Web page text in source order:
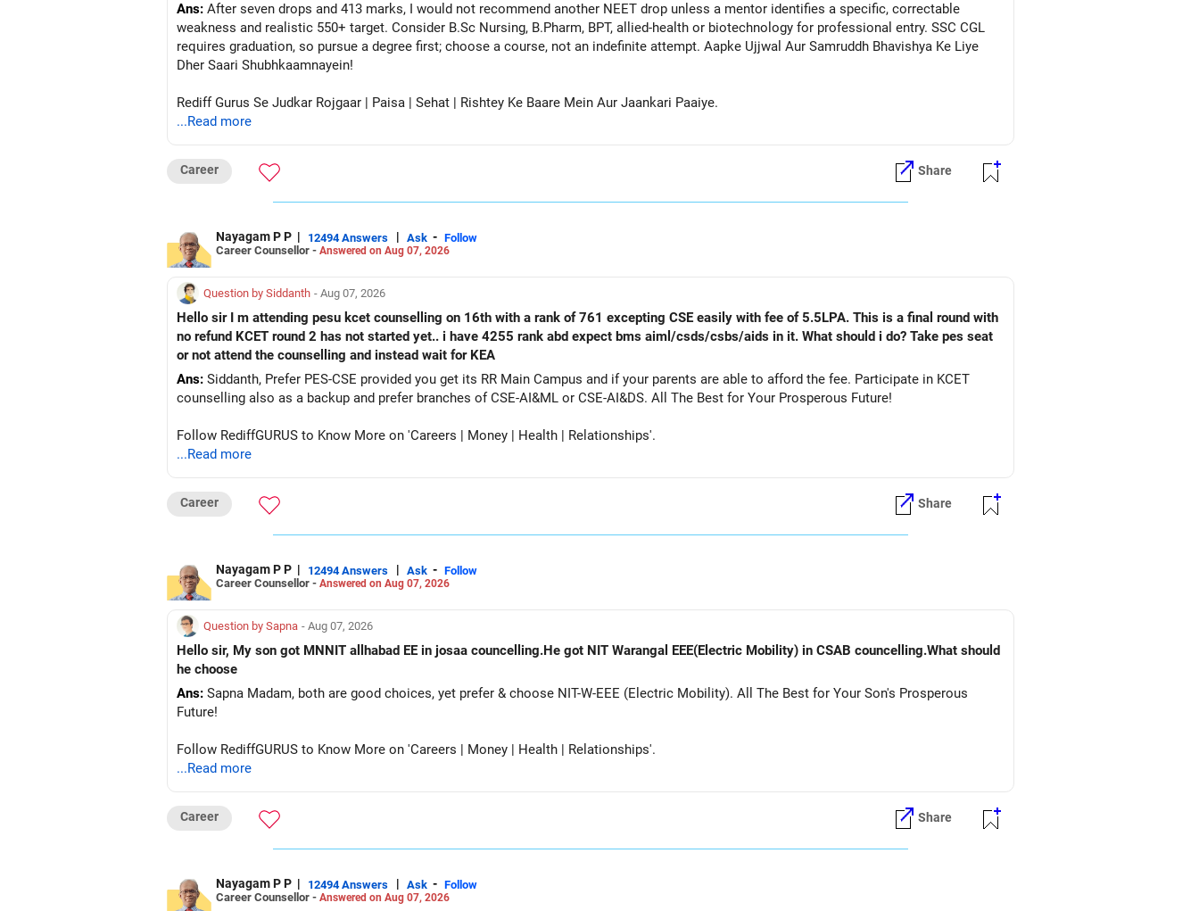
Ans: After seven drops and 413 marks, I would not recommend another NEET drop unless a mentor identifies a specific, correctable
weakness and realistic 550+ target. Consider B.Sc Nursing, B.Pharm, BPT, allied-health or biotechnology for professional entry. SSC CGL
requires graduation, so pursue a degree first; choose a course, not an indefinite attempt. Aapke Ujjwal Aur Samruddh Bhavishya Ke Liye
Dher Saari Shubhkaamnayein!
Rediff Gurus Se Judkar Rojgaar | Paisa | Sehat | Rishtey Ke Baare Mein Aur Jaankari Paaiye.
...Read more
Career Share
Nayagam P P | 12494 Answers | Ask - Follow
Career Counsellor - Answered on Aug 07, 2026
Question by Siddanth - Aug 07, 2026
Hello sir I m attending pesu kcet counselling on 16th with a rank of 761 excepting CSE easily with fee of 5.5LPA. This is a final round with
no refund KCET round 2 has not started yet.. i have 4255 rank abd expect bms aiml/csds/csbs/aids in it. What should i do? Take pes seat
or not attend the counselling and instead wait for KEA
Ans: Siddanth, Prefer PES-CSE provided you get its RR Main Campus and if your parents are able to afford the fee. Participate in KCET
counselling also as a backup and prefer branches of CSE-AI&ML or CSE-AI&DS. All The Best for Your Prosperous Future!
Follow RediffGURUS to Know More on 'Careers | Money | Health | Relationships'.
...Read more
Career Share
Nayagam P P | 12494 Answers | Ask - Follow
Career Counsellor - Answered on Aug 07, 2026
Question by Sapna - Aug 07, 2026
Hello sir, My son got MNNIT allhabad EE in josaa councelling.He got NIT Warangal EEE(Electric Mobility) in CSAB councelling.What should
he choose
Ans: Sapna Madam, both are good choices, yet prefer & choose NIT-W-EEE (Electric Mobility). All The Best for Your Son's Prosperous
Future!
Follow RediffGURUS to Know More on 'Careers | Money | Health | Relationships'.
...Read more
Career Share
Nayagam P P | 12494 Answers | Ask - Follow
Career Counsellor - Answered on Aug 07, 2026